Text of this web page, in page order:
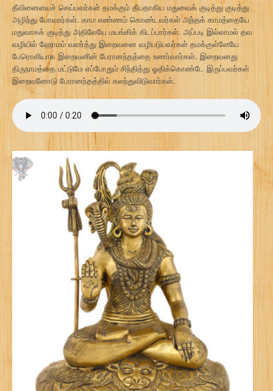
தீவினையைச் செய்பவர்கள் தமக்கும் தீயதாகிய மதுவைக் குடித்து குடித்து
அழிந்து போவார்கள். காம எண்ணம் கொண்டவர்கள் அந்தக் காமத்தையே
மதுவாகக் குடித்து அதிலேயே மயங்கிக் கிடப்பார்கள். அப்படி இல்லாமல் தவ
வழியில் ஹோமம் வளர்த்து இறைவனை வழிபடுபவர்கள் தமக்குள்ளேயே
பேரொளியாக இறைவனின் பேரானந்தத்தை உணர்வார்கள். இறைவனது
திருநாமத்தை மட்டுமே எப்போதும் சிந்தித்து ஓதிக்கொண்டே இருப்பவர்கள்
இறைவனோடு பேரானந்தத்தில் கலந்துவிடுவார்கள்.